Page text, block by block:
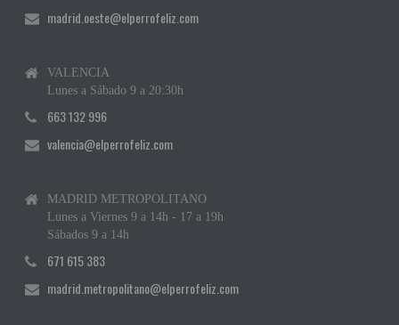
madrid.oeste@elperrofeliz.com
VALENCIA
Lunes a Sábado 9 a 20:30h
663 132 996
valencia@elperrofeliz.com
MADRID METROPOLITANO
Lunes a Viernes 9 a 14h - 17 a 19h
Sábados 9 a 14h
671 615 383
madrid.metropolitano@elperrofeliz.com